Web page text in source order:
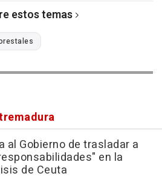
estos temas
al Gobierno de trasladar a
en la
de Ceuta